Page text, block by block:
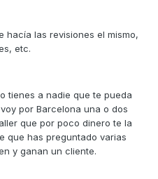
hacía las revisiones el mismo,
etc.
tienes a nadie que te pueda
por Barcelona una o dos
que por poco dinero te la
que has preguntado varias
y ganan un cliente.